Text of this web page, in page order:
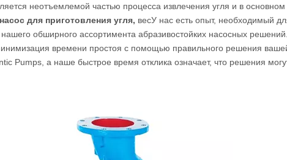
неотъемлемой частью процесса извлечения угля и в
насос для приготовления угля, весУ нас есть опыт, необходимый
обширного ассортимента абразивостойких насосных
времени простоя с помощью правильного решения
Pumps, а наше быстрое время отклика означает, что решения